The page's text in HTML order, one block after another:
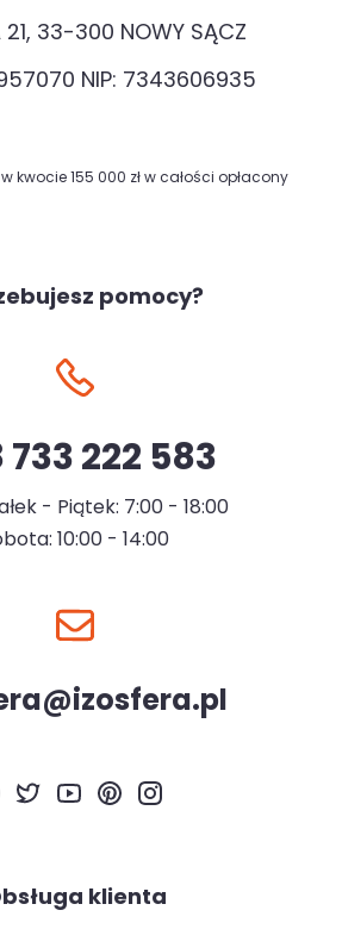
21, 33-300 NOWY SĄCZ
NIP: 7343606935
kwocie 155 000 zł w całości opłacony
pomocy?
222 583
- Piątek: 7:00 - 18:00
10:00 - 14:00
klienta